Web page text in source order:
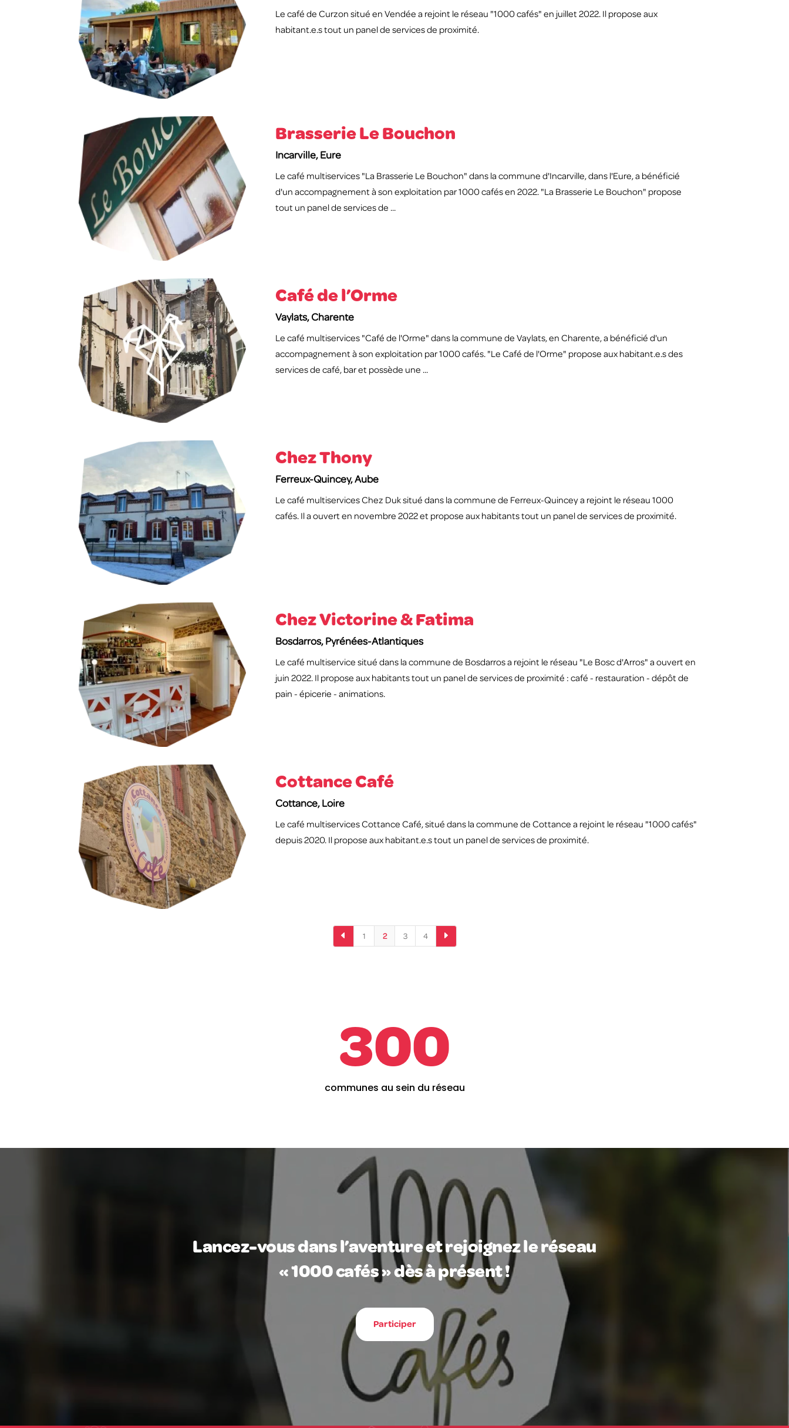
Le café de Curzon situé en Vendée a rejoint le réseau "1000 cafés" en juillet 2022. Il propose aux
habitant.e.s tout un panel de services de proximité.
Brasserie Le Bouchon
Le café multiservices "La Brasserie Le Bouchon" dans la commune d'Incarville, dans l'Eure, a bénéficié
d'un accompagnement à son exploitation par 1000 cafés en 2022. "La Brasserie Le Bouchon" propose
tout un panel de services de ...
Incarville, Eure
Café de l’Orme
Le café multiservices "Café de l'Orme" dans la commune de Vaylats, en Charente, a bénéficié d'un
accompagnement à son exploitation par 1000 cafés. "Le Café de l'Orme" propose aux habitant.e.s des
services de café, bar et possède une ...
Vaylats, Charente
Chez Thony
Le café multiservices Chez Duk situé dans la commune de Ferreux-Quincey a rejoint le réseau 1000
cafés. Il a ouvert en novembre 2022 et propose aux habitants tout un panel de services de proximité.
Ferreux-Quincey, Aube
Chez Victorine & Fatima
Le café multiservice situé dans la commune de Bosdarros a rejoint le réseau "Le Bosc d'Arros" a ouvert en
juin 2022. Il propose aux habitants tout un panel de services de proximité : café - restauration - dépôt de
pain - épicerie - animations.
Bosdarros, Pyrénées-Atlantiques
Cottance Café
Le café multiservices Cottance Café, situé dans la commune de Cottance a rejoint le réseau "1000 cafés"
depuis 2020. Il propose aux habitant.e.s tout un panel de services de proximité.
Cottance, Loire
D 1 2 3 4 E
300
communes au sein du réseau
Lancez-vous dans l’aventure et rejoignez le réseau
« 1000 cafés » dès à présent !
Participer